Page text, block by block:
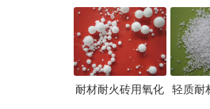
耐材耐火砖用氧化 轻质耐